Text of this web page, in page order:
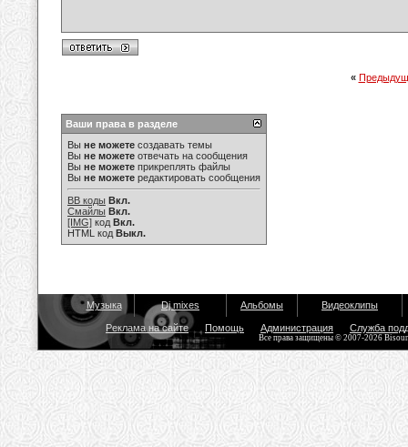
«
Ваши права в разделе
Вы не можете создавать темы
Вы не можете отвечать на сообщения
Вы не можете прикреплять файлы
Вы не можете редактировать сообщения
BB коды Вкл.
Смайлы Вкл.
[IMG] код Вкл.
HTML код Выкл.
Музыка Dj mixes Альбомы Видеоклипы
Реклама на сайте Помощь Администрация Служба
Все права защищены © 2007-2026